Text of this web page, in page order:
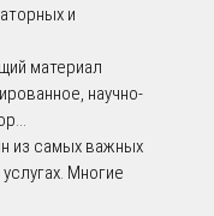
и
материал
научно-
из самых важных
Многие